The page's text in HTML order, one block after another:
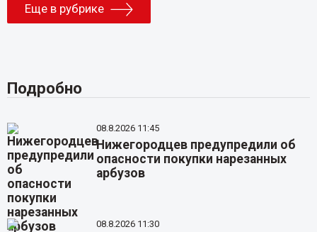
Еще в рубрике
Подробно
08.8.2026 11:45
Нижегородцев предупредили об
опасности покупки нарезанных
арбузов
08.8.2026 11:30